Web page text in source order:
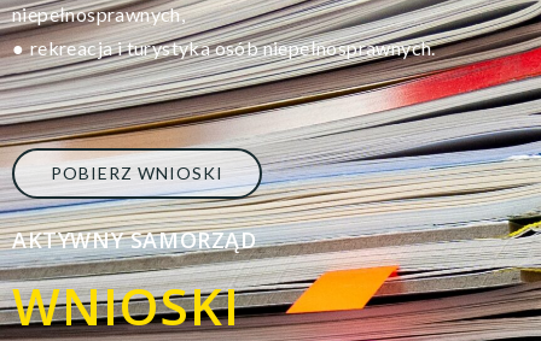
niepełnosprawnych,
●rekreacja i turystyka osób niepełnosprawnych.
POBIERZ WNIOSKI
AKTYWNY SAMORZĄD
WNIOSKI